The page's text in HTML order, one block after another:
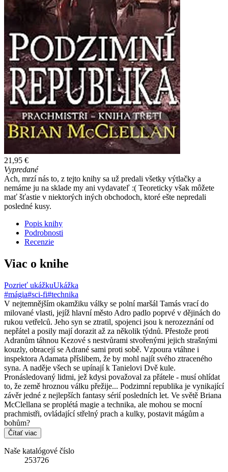
21,95 €
Vypredané
Ach, mrzí nás to, z tejto knihy sa už predali všetky výtlačky a
nemáme ju na sklade my ani vydavateľ :( Teoreticky však môžete
mať šťastie v niektorých iných obchodoch, ktoré ešte nepredali
posledné kusy.
Popis knihy
Podrobnosti
Recenzie
Viac o knihe
Pozrieť ukážkuUkážka
#mágia#sci-fi#technika
V nejtemnějším okamžiku války se polní maršál Tamás vrací do
milované vlasti, jejíž hlavní město Adro padlo poprvé v dějinách do
rukou vetřelců. Jeho syn se ztratil, spojenci jsou k nerozeznání od
nepřátel a posily mají dorazit až za několik týdnů. Přestože proti
Adranům táhnou Kezové s nestvůrami stvořenými jejich strašnými
kouzly, obracejí se Adrané sami proti sobě. Vzpoura vtáhne i
inspektora Adamata příslibem, že by mohl najít svého ztraceného
syna. A naděje všech se upínají k Tanielovi Dvě kule.
Pronásledovaný lidmi, jež kdysi považoval za přátele - musí ohlídat
to, že země hroznou válku přežije... Podzimní republika je vynikající
závěr jedné z nejlepších fantasy sérií posledních let. Ve světě Briana
McClellana se proplétá magie a technika, ale mohou se mocní
prachmistři, ovládající střelný prach a kulky, postavit mágům a
bohům?
Čítať viac
Naše katalógové číslo
253726